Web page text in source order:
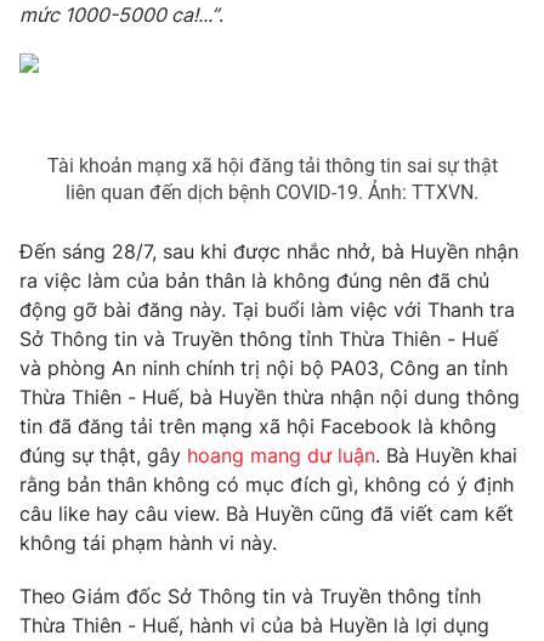
Sản phẩm
Thị trường
Lịch phát sóng
Emagazine Podcast
Photo Infographic
Video Shorts video
VTV Money VTV Thể thao
VTV Sức khoẻ Bất động sản
Thị trường 24h Tấm lòng Việt
VTV4 Vươn mình bằng AI
mức 1000-5000 ca!...”.
Tài khoản mạng xã hội đăng tải thông tin sai sự thật
liên quan đến dịch bệnh COVID-19. Ảnh: TTXVN.
Đến sáng 28/7, sau khi được nhắc nhở, bà Huyền nhận
ra việc làm của bản thân là không đúng nên đã chủ
động gỡ bài đăng này. Tại buổi làm việc với Thanh tra
Sở Thông tin và Truyền thông tỉnh Thừa Thiên - Huế
và phòng An ninh chính trị nội bộ PA03, Công an tỉnh
Thừa Thiên - Huế, bà Huyền thừa nhận nội dung thông
tin đã đăng tải trên mạng xã hội Facebook là không
đúng sự thật, gây hoang mang dư luận. Bà Huyền khai
rằng bản thân không có mục đích gì, không có ý định
câu like hay câu view. Bà Huyền cũng đã viết cam kết
không tái phạm hành vi này.
Theo Giám đốc Sở Thông tin và Truyền thông tỉnh
Thừa Thiên - Huế, hành vi của bà Huyền là lợi dụng